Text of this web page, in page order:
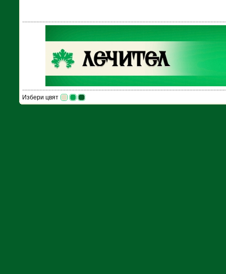
Избери цвят